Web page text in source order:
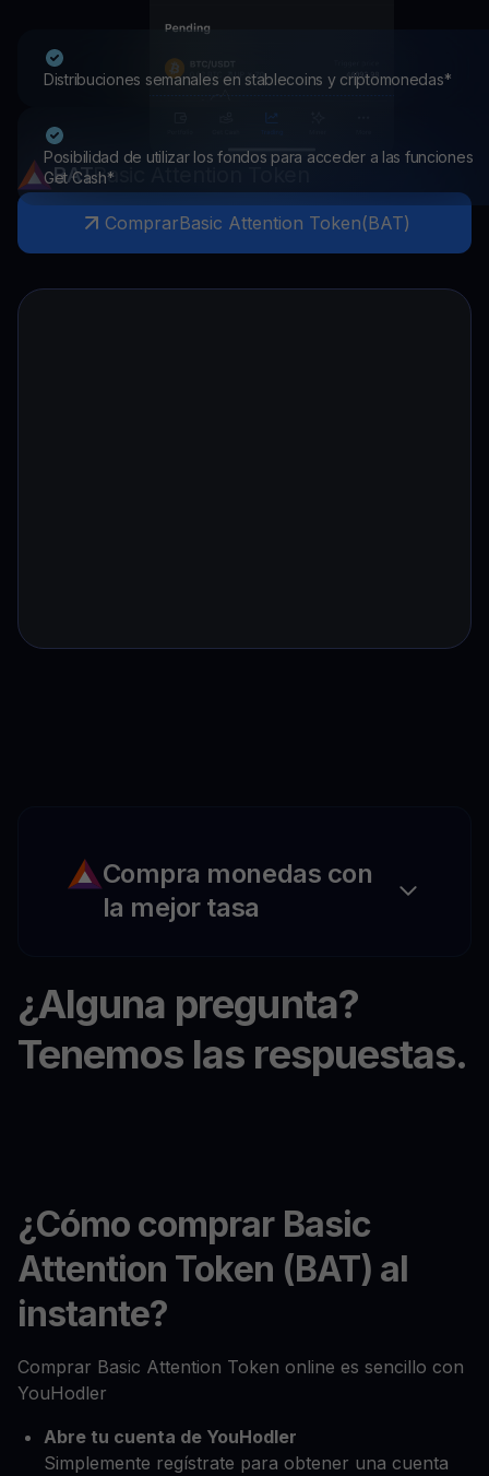
Distribuciones semanales en stablecoins y criptomonedas*
Posibilidad de utilizar los fondos para acceder a las funciones
Get Cash*
BATBasic Attention Token
ComprarBasic Attention Token(BAT)
Compra monedas con
la mejor tasa
¿Alguna pregunta?
Tenemos las respuestas.
¿Cómo comprar Basic
Attention Token (BAT) al
instante?
Comprar Basic Attention Token online es sencillo con
YouHodler
Abre tu cuenta de YouHodler
Simplemente regístrate para obtener una cuenta